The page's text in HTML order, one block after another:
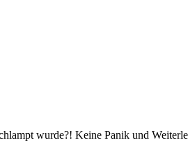
wurde?! Keine Panik und